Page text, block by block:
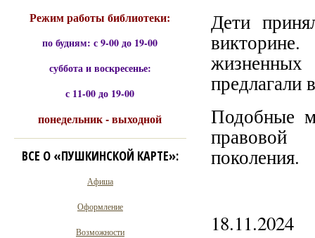
Дети
предлагали
Подобные
правовой
поколения.
18.11.2024
Режим работы библиотеки:
по будням: с 9-00 до 19-00
суббота и воскресенье:
с 11-00 до 19-00
понедельник - выходной
ВСЕ О «ПУШКИНСКОЙ КАРТЕ»:
Афиша
Оформление
Возможности